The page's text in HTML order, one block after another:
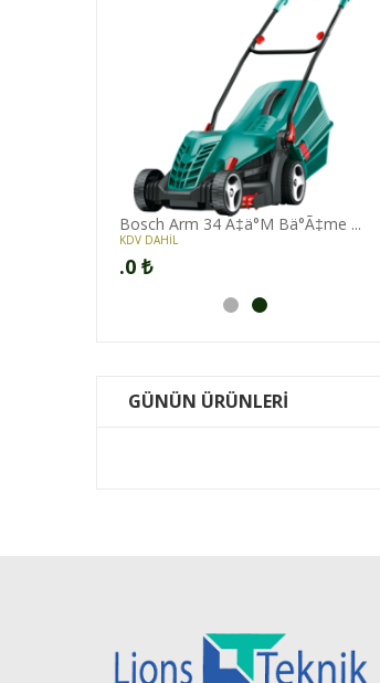
Bosch Arm 34 Ã‡ä°M Bä°Ã‡me ...
KDV DAHİL
.0 ₺
GÜNÜN ÜRÜNLERİ
Askaynak - As Tig Sg2 - Arg...